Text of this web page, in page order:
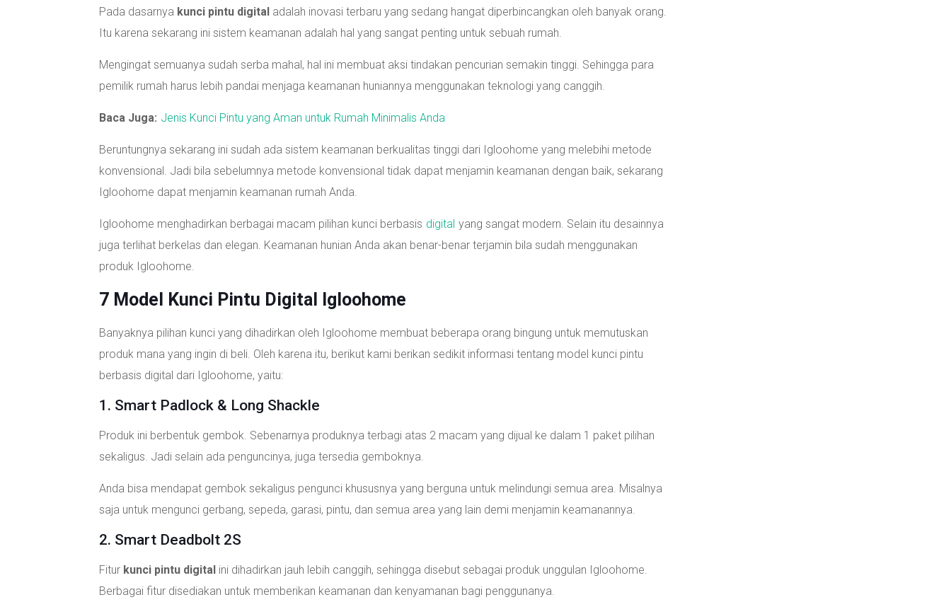
Pada dasarnya kunci pintu digital adalah inovasi terbaru yang sedang hangat diperbincangkan oleh banyak orang.
Itu karena sekarang ini sistem keamanan adalah hal yang sangat penting untuk sebuah rumah.
Mengingat semuanya sudah serba mahal, hal ini membuat aksi tindakan pencurian semakin tinggi. Sehingga para
pemilik rumah harus lebih pandai menjaga keamanan huniannya menggunakan teknologi yang canggih.
Baca Juga: Jenis Kunci Pintu yang Aman untuk Rumah Minimalis Anda
Beruntungnya sekarang ini sudah ada sistem keamanan berkualitas tinggi dari Igloohome yang melebihi metode
konvensional. Jadi bila sebelumnya metode konvensional tidak dapat menjamin keamanan dengan baik, sekarang
Igloohome dapat menjamin keamanan rumah Anda.
Igloohome menghadirkan berbagai macam pilihan kunci berbasis digital yang sangat modern. Selain itu desainnya
juga terlihat berkelas dan elegan. Keamanan hunian Anda akan benar-benar terjamin bila sudah menggunakan
produk Igloohome.
7 Model Kunci Pintu Digital Igloohome
Banyaknya pilihan kunci yang dihadirkan oleh Igloohome membuat beberapa orang bingung untuk memutuskan
produk mana yang ingin di beli. Oleh karena itu, berikut kami berikan sedikit informasi tentang model kunci pintu
berbasis digital dari Igloohome, yaitu:
1. Smart Padlock & Long Shackle
Produk ini berbentuk gembok. Sebenarnya produknya terbagi atas 2 macam yang dijual ke dalam 1 paket pilihan
sekaligus. Jadi selain ada penguncinya, juga tersedia gemboknya.
Anda bisa mendapat gembok sekaligus pengunci khususnya yang berguna untuk melindungi semua area. Misalnya
saja untuk mengunci gerbang, sepeda, garasi, pintu, dan semua area yang lain demi menjamin keamanannya.
2. Smart Deadbolt 2S
Fitur kunci pintu digital ini dihadirkan jauh lebih canggih, sehingga disebut sebagai produk unggulan Igloohome.
Berbagai fitur disediakan untuk memberikan keamanan dan kenyamanan bagi penggunanya.